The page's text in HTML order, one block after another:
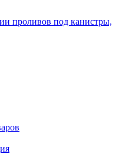
проливов под канистры,